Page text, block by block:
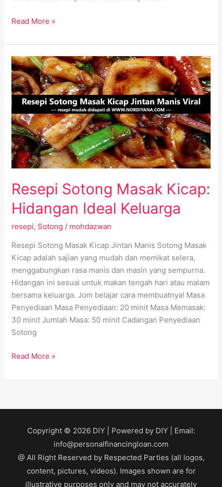
Read More »
Resepi Sotong Masak Kicap:
Hidangan Ideal Keluarga
resepi, Sotong / mohdazwan
Resepi Sotong Masak Kicap Jintan Manis Sotong Masak
Kicap adalah sajian yang mudah dan memikat selera,
menggabungkan rasa manis dan masin yang sempurna.
Hidangan ini sesuai untuk makan tengah hari atau malam
bersama keluarga. Jom belajar cara membuatnya! Masa
Penyediaan Masa Penyediaan: 20 minit Masa Memasak:
30 minit Jumlah Masa: 50 minit Cadangan Penyediaan
Sotong
Resepi
Sotong
Masak
Kicap:
Hidangan
Ideal
Keluarga
Read More »
Copyright © 2026 DIY| Powered by DIY| Email:
info@personalfinancingloan.com
@ All Right Reserved by Respected Parties (all logos,
content, pictures, videos). Images shown are for
illustrative purposes only and may not accurately